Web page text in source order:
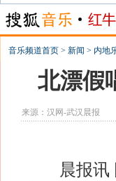
音乐频道首页 > 新闻 > 内地
北漂假
来源： 汉网-武汉晨报
晨报讯